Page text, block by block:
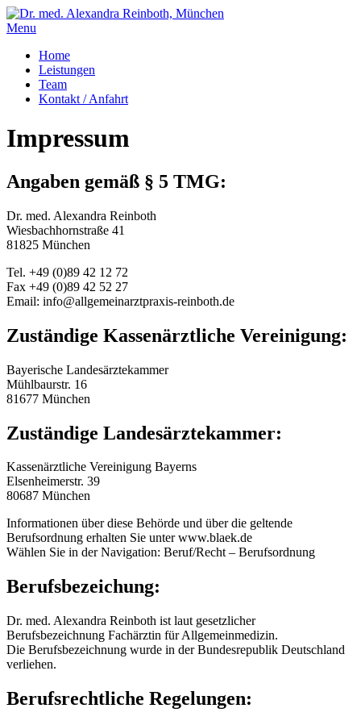
Menu
Home
Leistungen
Team
Kontakt / Anfahrt
Impressum
Angaben gemäß § 5 TMG:
Dr. med. Alexandra Reinboth
Wiesbachhornstraße 41
81825 München
Tel. +49 (0)89 42 12 72
Fax +49 (0)89 42 52 27
Email: info@allgemeinarztpraxis-reinboth.de
Zuständige Kassenärztliche Vereinigung:
Bayerische Landesärztekammer
Mühlbaurstr. 16
81677 München
Zuständige Landesärztekammer:
Kassenärztliche Vereinigung Bayerns
Elsenheimerstr. 39
80687 München
Informationen über diese Behörde und über die geltende
Berufsordnung erhalten Sie unter www.blaek.de
Wählen Sie in der Navigation: Beruf/Recht – Berufsordnung
Berufsbezeichung:
Dr. med. Alexandra Reinboth ist laut gesetzlicher
Berufsbezeichnung Fachärztin für Allgemeinmedizin.
Die Berufsbezeichnung wurde in der Bundesrepublik Deutschland
verliehen.
Berufsrechtliche Regelungen: